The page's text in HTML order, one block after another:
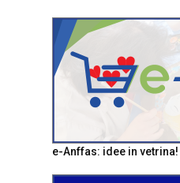
e-Anffas: idee in vetrina!